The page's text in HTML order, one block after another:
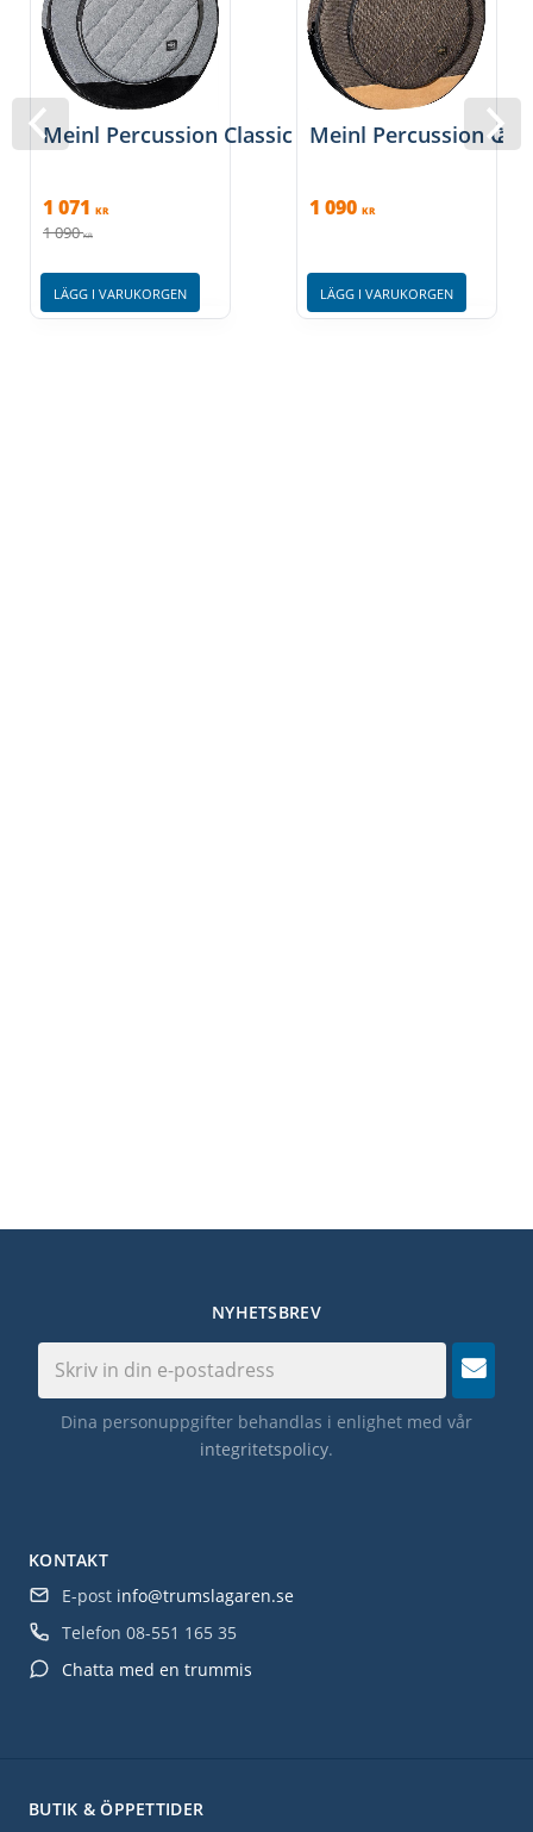
Meinl Percussion Classic Cymbal bag 22''w/
1 071 KR
1 090 KR
LÄGG I VARUKORGEN
Meinl Percussion
1 090 KR
LÄGG I VARUKORGEN
BUTIK & ÖPPETTIDER
KONTAKT
E-post info@trumslagaren.se
Telefon 08-551 165 35
Chatta med en trummis
NYHETSBREV
Dina personuppgifter behandlas i enlighet med vår
integritetspolicy.